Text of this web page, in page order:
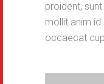
proident,
mollit anim
occaecat